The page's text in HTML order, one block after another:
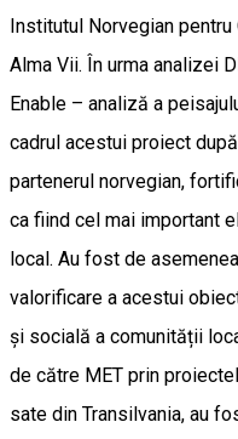
Institutul Norvegian
Alma Vii. În urma analizei
Enable – analiză a
cadrul acestui proiect
partenerul norvegian,
ca fiind cel mai important
local. Au fost de
valorificare a acestui
și socială a comunității
de către MET prin
sate din Transilvania, au